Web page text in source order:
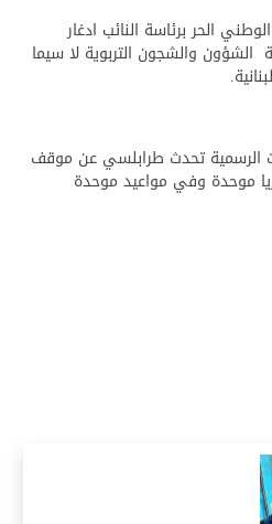
الحر برئاسة النائب ادغار
والشجون التربوية لا سيما
الرسمية تحدث طرابلسي عن موقف
موحدة وفي مواعيد موحدة